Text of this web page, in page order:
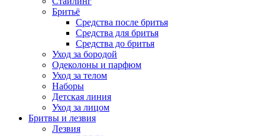
Бритьё
Средства после бритья
Средства для бритья
Средства до бритья
Уход за бородой
Одеколоны и парфюм
Уход за телом
Наборы
Детская линия
Уход за лицом
Бритвы и лезвия
Лезвия